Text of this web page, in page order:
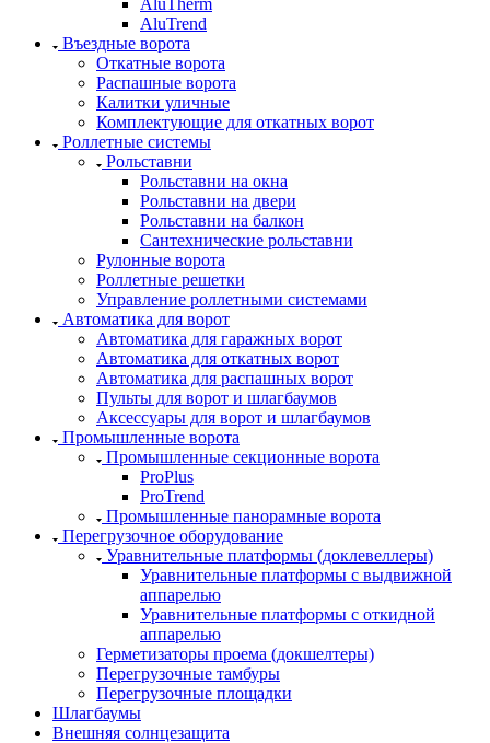
AluTrend
Въездные ворота
Откатные ворота
Распашные ворота
Калитки уличные
Комплектующие для откатных ворот
Роллетные системы
Рольставни
Рольставни на окна
Рольставни на двери
Рольставни на балкон
Сантехнические рольставни
Рулонные ворота
Роллетные решетки
Управление роллетными системами
Автоматика для ворот
Автоматика для гаражных ворот
Автоматика для откатных ворот
Автоматика для распашных ворот
Пульты для ворот и шлагбаумов
Аксессуары для ворот и шлагбаумов
Промышленные ворота
Промышленные секционные ворота
ProPlus
ProTrend
Промышленные панорамные ворота
Перегрузочное оборудование
Уравнительные платформы (доклевеллеры)
Уравнительные платформы с выдвижной
аппарелью
Уравнительные платформы с откидной
аппарелью
Герметизаторы проема (докшелтеры)
Перегрузочные тамбуры
Перегрузочные площадки
Шлагбаумы
Внешняя солнцезащита